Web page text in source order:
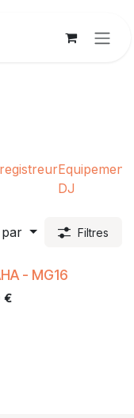
Equipement
DJ
Filtres
- MG16
€